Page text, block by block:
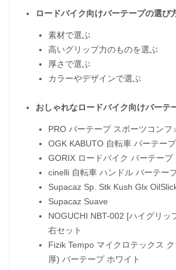
ロードバイク向けバーテープの選び
素材で選ぶ
高いグリップ力のものを選ぶ
厚さで選ぶ
カラーやデザインで選ぶ
おしゃれなロードバイク向けバーテ
PRO バーテープ スポーツコンフ
OGK KABUTO 自転車 バーテー
GORIX ロードバイク バーテープ
cinelli 自転車 ハンドル バーテー
Supacaz Sp. Stk Kush Glx
Supacaz Suave
NOGUCHI NBT-002 [ハイグリッ
右セット
Fizik Tempo マイクロテックス
厚) バーテープ ホワイト